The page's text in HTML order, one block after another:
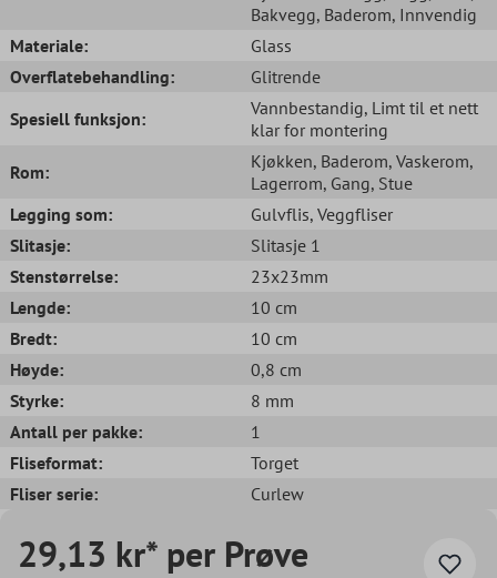
Bakvegg, Baderom, Innvendig
Materiale:
Glass
Overflatebehandling:
Glitrende
Spesiell funksjon:
Vannbestandig, Limt til et nett
klar for montering
Rom:
Kjøkken, Baderom, Vaskerom,
Lagerrom, Gang, Stue
Legging som:
Gulvflis, Veggfliser
Slitasje:
Slitasje 1
Stenstørrelse:
23x23mm
Lengde:
10 cm
Bredt:
10 cm
Høyde:
0,8 cm
Styrke:
8 mm
Antall per pakke:
1
Fliseformat:
Torget
Fliser serie:
Curlew
29,13 kr* per Prøve